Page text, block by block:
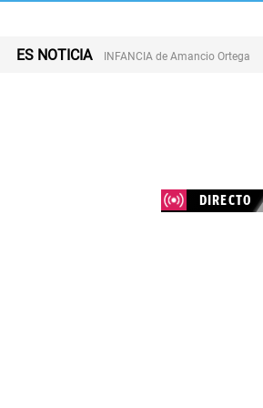
ES NOTICIA INFANCIA de Amancio Ortega
DIRECTO